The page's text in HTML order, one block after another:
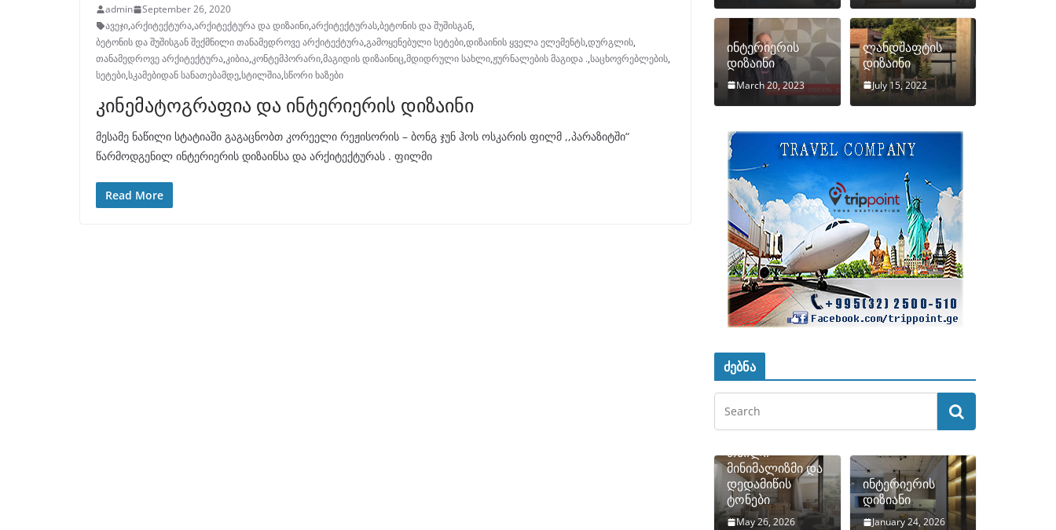
admin
September 26, 2020
ავეჯი,არქიტექტურა,არქიტექტურა და დიზაინი,არქიტექტურას,ბეტონის და შუშისგან,
ბეტონის და შუშისგან შექმნილი თანამედროვე არქიტექტურა,გამოყენებული სეტები,დიზაინის ყველა ელემენტს,დურგლის,
თანამედროვე არქიტექტურა,კიბია,კონტემპორარი,მაგიდის დიზაინიც,მდიდრული სახლი,ჟურნალების მაგიდა .,საცხოვრებლების,
სეტები,სკამებიდან სანათებამდე,სტილშია,სწორი ხაზები
კინემატოგრაფია და ინტერიერის დიზაინი
მესამე ნაწილი სტატიაში გაგაცნობთ კორეელი რეჟისორის – ბონგ ჯუნ ჰოს ოსკარის ფილმ ,,პარაზიტში“
წარმოდგენილ ინტერიერის დიზაინსა და არქიტექტურას . ფილმი
Read More
ინტერიერის
დიზაინი
March 20, 2023
ლანდშაფტის
დიზაინი
July 15, 2022
ძებნა
თბილი
მინიმალიზმი და
დედამიწის
ტონები
May 26, 2026
ინტერიერის
დიზიანი
January 24, 2026